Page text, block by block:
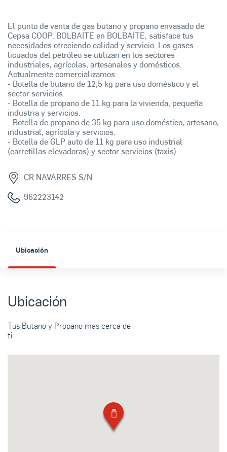
El punto de venta de gas butano y propano envasado de
Cepsa COOP. BOLBAITE en BOLBAITE, satisface tus
necesidades ofreciendo calidad y servicio. Los gases
licuados del petróleo se utilizan en los sectores
industriales, agrícolas, artesanales y domésticos.
Actualmente comercializamos:
- Botella de butano de 12,5 kg para uso doméstico y el
sector servicios.
- Botella de propano de 11 kg para la vivienda, pequeña
industria y servicios.
- Botella de propano de 35 kg para uso doméstico, artesano,
industrial, agrícola y servicios.
- Botella de GLP auto de 11 kg para uso industrial
(carretillas elevadoras) y sector servicios (taxis).
CR NAVARRES S/N
962223142
Ubicación
Ubicación
Tus Butano y Propano mas cerca de
ti